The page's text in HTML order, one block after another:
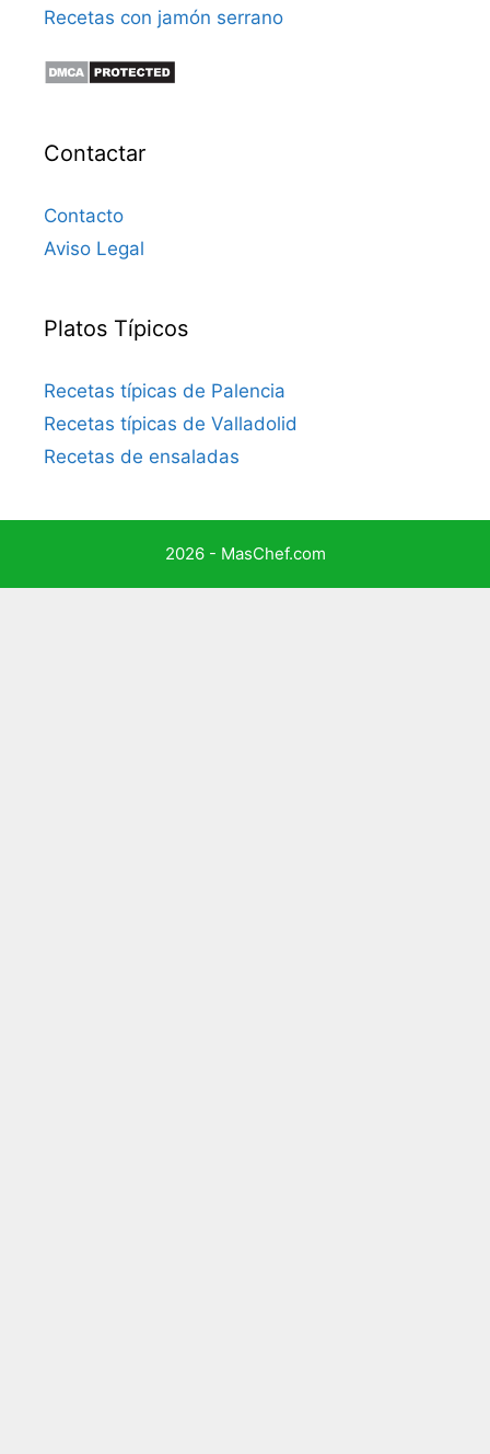
Recetas con jamón serrano
Contactar
Contacto
Aviso Legal
Platos Típicos
Recetas típicas de Palencia
Recetas típicas de Valladolid
Recetas de ensaladas
2026 - MasChef.com